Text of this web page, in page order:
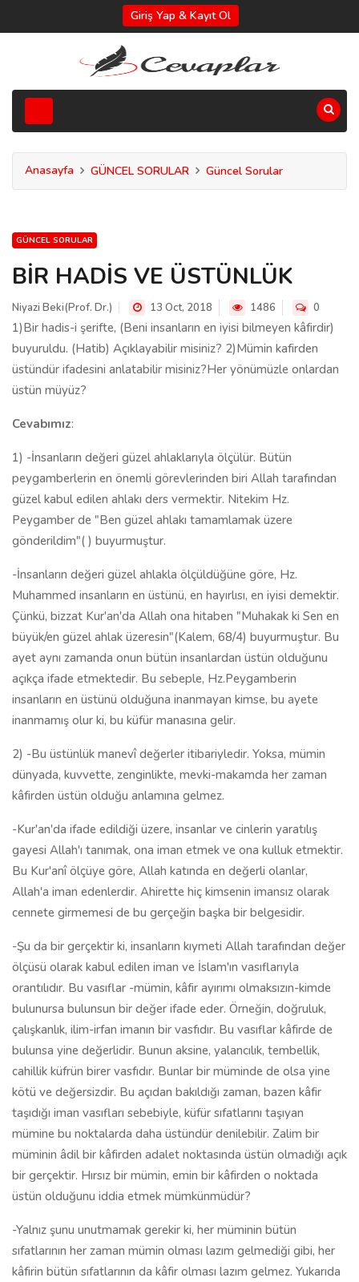
Giriş Yap & Kayıt Ol
Anasayfa GÜNCEL SORULAR Güncel Sorular
GÜNCEL SORULAR
BİR HADİS VE ÜSTÜNLÜK
Niyazi Beki(Prof. Dr.) 13 Oct, 2018 1486 0
1)Bir hadis-i şerifte, (Beni insanların en iyisi bilmeyen kâfirdir)
buyuruldu. (Hatib) Açıklayabilir misiniz? 2)Mümin kafirden
üstündür ifadesini anlatabilir misiniz?Her yönümüzle onlardan
üstün müyüz?
Cevabımız:
1) -İnsanların değeri güzel ahlaklarıyla ölçülür. Bütün
peygamberlerin en önemli görevlerinden biri Allah tarafından
güzel kabul edilen ahlakı ders vermektir. Nitekim Hz.
Peygamber de "Ben güzel ahlakı tamamlamak üzere
gönderildim"( ) buyurmuştur.
-İnsanların değeri güzel ahlakla ölçüldüğüne göre, Hz.
Muhammed insanların en üstünü, en hayırlısı, en iyisi demektir.
Çünkü, bizzat Kur'an'da Allah ona hitaben "Muhakak ki Sen en
büyük/en güzel ahlak üzeresin"(Kalem, 68/4) buyurmuştur. Bu
ayet aynı zamanda onun bütün insanlardan üstün olduğunu
açıkça ifade etmektedir. Bu sebeple, Hz.Peygamberin
insanların en üstünü olduğuna inanmayan kimse, bu ayete
inanmamış olur ki, bu küfür manasına gelir.
2) -Bu üstünlük manevî değerler itibariyledir. Yoksa, mümin
dünyada, kuvvette, zenginlikte, mevki-makamda her zaman
kâfirden üstün olduğu anlamına gelmez.
-Kur'an'da ifade edildiği üzere, insanlar ve cinlerin yaratılış
gayesi Allah'ı tanımak, ona iman etmek ve ona kulluk etmektir.
Bu Kur'anî ölçüye göre, Allah katında en değerli olanlar,
Allah'a iman edenlerdir. Ahirette hiç kimsenin imansız olarak
cennete girmemesi de bu gerçeğin başka bir belgesidir.
-Şu da bir gerçektir ki, insanların kıymeti Allah tarafından değer
ölçüsü olarak kabul edilen iman ve İslam'ın vasıflarıyla
orantılıdır. Bu vasıflar -mümin, kâfir ayırımı olmaksızın-kimde
bulunursa bulunsun bir değer ifade eder. Örneğin, doğruluk,
çalışkanlık, ilim-irfan imanın bir vasfıdır. Bu vasıflar kâfirde de
bulunsa yine değerlidir. Bunun aksine, yalancılık, tembellik,
cahillik küfrün birer vasfıdır. Bunlar bir müminde de olsa yine
kötü ve değersizdir. Bu açıdan bakıldığı zaman, bazen kâfir
taşıdığı iman vasıfları sebebiyle, küfür sıfatlarını taşıyan
mümine bu noktalarda daha üstündür denilebilir. Zalim bir
müminin âdil bir kâfirden adalet noktasında üstün olmadığı açık
bir gerçektir. Hırsız bir mümin, emin bir kâfirden o noktada
üstün olduğunu iddia etmek mümkünmüdür?
-Yalnız şunu unutmamak gerekir ki, her müminin bütün
sıfatlarının her zaman mümin olması lazım gelmediği gibi, her
kâfirin bütün sıfatlarının da kâfir olması lazım gelmez. Yukarıda